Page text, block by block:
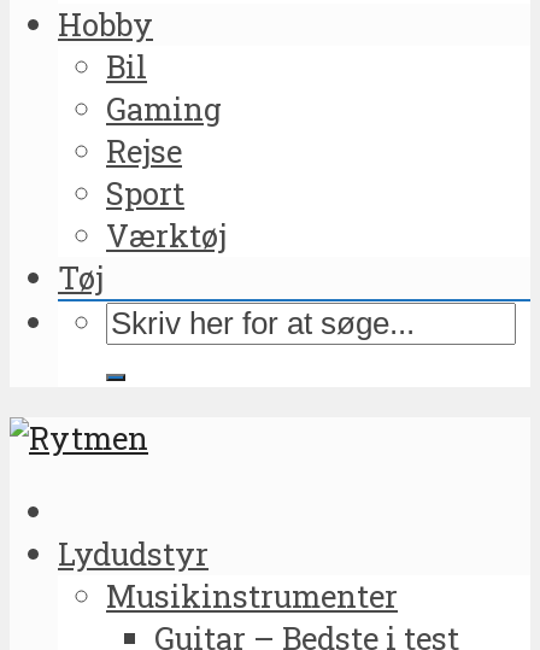
Hobby
Bil
Gaming
Rejse
Sport
Værktøj
Tøj
Lydudstyr
Musikinstrumenter
Guitar – Bedste i test